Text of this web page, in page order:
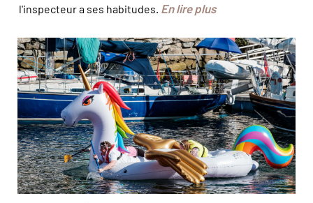
l'inspecteur a ses habitudes. En lire plus
Tu t'es vu quand t'as bu ? Juliette ROBERT/HAYTHAM-
REA/Comptoir des Voyages